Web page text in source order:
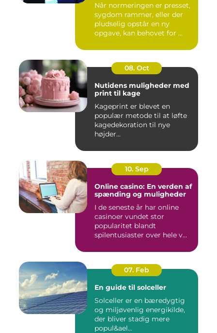
Når normeringen er presset,
sygdom rammer, eller der
pludselig opstår en ny
opgave, kan behovet for ...
08. Oct
Nutidens muligheder med
print til kage
Kageprint er blevet en
populær metode til at løfte
kagedekoration til nye
højder...
10. Sep
Online casino: En verden af
spænding og muligheder
I de seneste år har online
casinoer vundet stor
popularitet blandt
spilentusiaster over hele v...
07. Feb
En guide til solceller
Solceller er en bæredygtig
og miljøvenlig energikilde,
der bliver stadig mere
popul&ael...